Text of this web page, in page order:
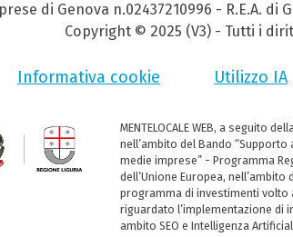
di Genova n.02437210996 - R.E.A. di
Copyright © 2025 (V3) - Tutti i
Informativa cookie Utilizzo IA
MENTELOCALE WEB, a seguito
nell’ambito del Bando
medie imprese” - Programma
dell’Unione Europea, nell’ambito
programma di investimenti volto
riguardato l’implementazione di
ambito SEO e Intelligenza